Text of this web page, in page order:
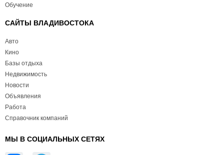
Обучение
САЙТЫ ВЛАДИВОСТОКА
Авто
Кино
Базы отдыха
Недвижимость
Новости
Объявления
Работа
Справочник компаний
МЫ В СОЦИАЛЬНЫХ СЕТЯХ